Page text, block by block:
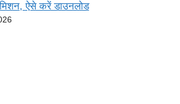
ऐसे करें डाउनलोड